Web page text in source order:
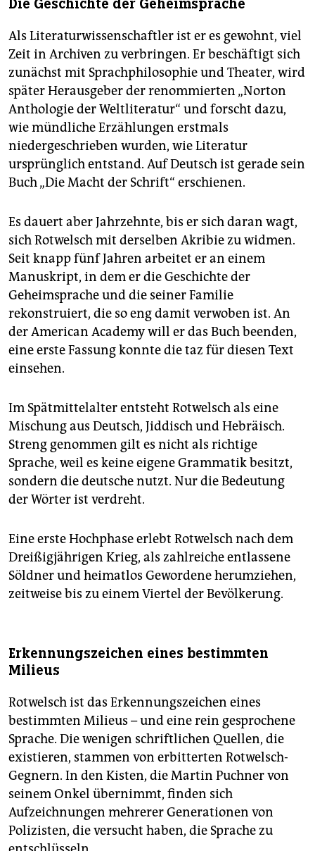
Die Geschichte der Geheimsprache
Als Literaturwissenschaftler ist er es gewohnt, viel
Zeit in Archiven zu verbringen. Er beschäftigt sich
zunächst mit Sprachphilosophie und Theater, wird
später Herausgeber der renommierten „Norton
Anthologie der Weltliteratur“ und forscht dazu,
wie mündliche Erzählungen erstmals
niedergeschrieben wurden, wie Literatur
ursprünglich entstand. Auf Deutsch ist gerade sein
Buch „Die Macht der Schrift“ erschienen.
Es dauert aber Jahrzehnte, bis er sich daran wagt,
sich Rotwelsch mit derselben Akribie zu widmen.
Seit knapp fünf Jahren arbeitet er an einem
Manuskript, in dem er die Geschichte der
Geheimsprache und die seiner Familie
rekonstruiert, die so eng damit verwoben ist. An
der American Academy will er das Buch beenden,
eine erste Fassung konnte die taz für diesen Text
einsehen.
Im Spätmittelalter entsteht Rotwelsch als eine
Mischung aus Deutsch, Jiddisch und Hebräisch.
Streng genommen gilt es nicht als richtige
Sprache, weil es keine eigene Grammatik besitzt,
sondern die deutsche nutzt. Nur die Bedeutung
der Wörter ist verdreht.
Eine erste Hochphase erlebt Rotwelsch nach dem
Dreißigjährigen Krieg, als zahlreiche entlassene
Söldner und heimatlos Gewordene herumziehen,
zeitweise bis zu einem Viertel der Bevölkerung.
Erkennungszeichen eines bestimmten
Milieus
Rotwelsch ist das Erkennungszeichen eines
bestimmten Milieus – und eine rein gesprochene
Sprache. Die wenigen schriftlichen Quellen, die
existieren, stammen von erbitterten Rotwelsch-
Gegnern. In den Kisten, die Martin Puchner von
seinem Onkel übernimmt, finden sich
Aufzeichnungen mehrerer Generationen von
Polizisten, die versucht haben, die Sprache zu